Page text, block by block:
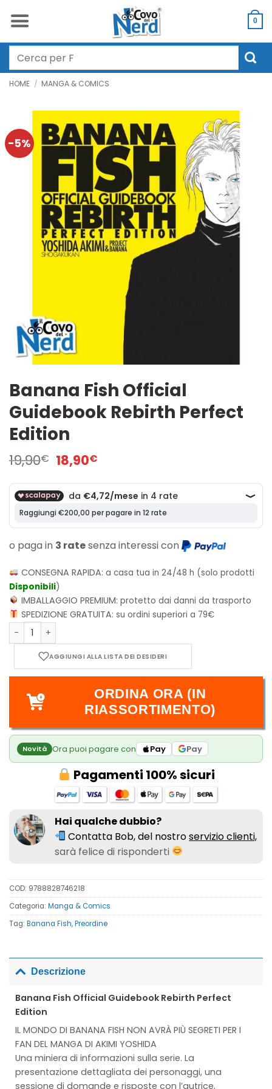
0
Cerca:
HOME / MANGA & COMICS
-5%
Banana Fish Official
Guidebook Rebirth Perfect
Edition
19,90€ Il
prezzo
originale
era:
19,90€.
18,90€
attuale
è:
18,90€.
o paga in 3 ratesenza interessi con
CONSEGNA RAPIDA:a casa tua in 24/48 h (solo prodotti
Disponibili)
IMBALLAGGIO PREMIUM:protetto dai danni da trasporto
SPEDIZIONE GRATUITA:su ordini superiori a 79€
Banana Fish Official Guidebook Rebirth Perfect Edition
ORDINA ORA (IN
RIASSORTIMENTO)
Novità Ora puoi pagare con Pay Pay
Pagamenti 100% sicuri
Hai qualche dubbio?
Contatta Bob, del nostroservizio clienti,
sarà felice di risponderti
COD: 9788828746218
Categoria: Manga & Comics
Tag: Banana Fish,Preordine
Descrizione
Banana Fish Official Guidebook Rebirth Perfect
Edition
IL MONDO DI BANANA FISH NON AVRÀ PIÙ SEGRETI PER I
FAN DEL MANGA DI AKIMI YOSHIDA
Una miniera di informazioni sulla serie. La
presentazione dettagliata dei personaggi, una
sessione di domande e risposte con l’autrice,